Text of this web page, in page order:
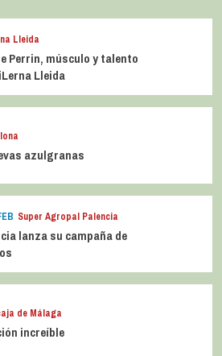
Lleida
Perrin, músculo y talento
Lleida
azulgranas
Super Agropal Palencia
lanza su campaña de
de Málaga
increíble